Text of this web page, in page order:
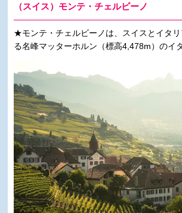
（スイス）モンテ・チェルビーノ
★モンテ・チェルビーノは、スイスとイタリ
る名峰マッターホルン（標高4,478m）のイ